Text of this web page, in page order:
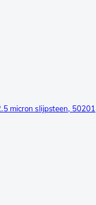
micron slijpsteen, 50201